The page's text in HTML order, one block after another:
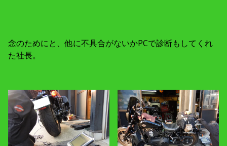
念のためにと、他に不具合がないかPCで診断もしてくれ
た社長。